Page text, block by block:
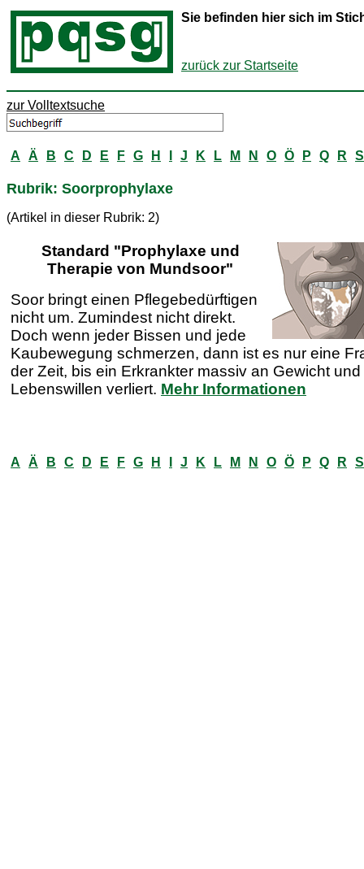
Sie befinden hier sich im
zurück zur Startseite
zur Volltextsuche
A Ä B C D E F G H J K L M N O Ö P Q R S
Rubrik: Soorprophylaxe
(Artikel in dieser Rubrik: 2)
Standard "Prophylaxe und
Therapie von Mundsoor"
Soor bringt einen Pflegebedürftigen
nicht um. Zumindest nicht direkt.
Doch wenn jeder Bissen und jede
Kaubewegung schmerzen, dann ist es nur eine
der Zeit, bis ein Erkrankter massiv an Gewicht
Lebenswillen verliert. Mehr Informationen
A Ä B C D E F G H J K L M N O Ö P Q R S